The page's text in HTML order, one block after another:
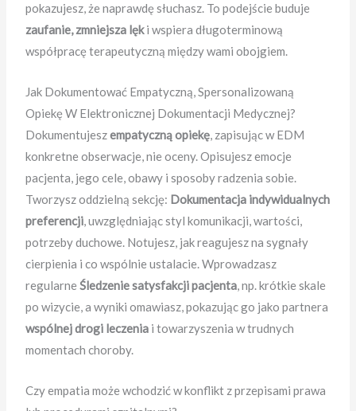
pokazujesz, że naprawdę słuchasz. To podejście buduje
zaufanie, zmniejsza lęki wspiera długoterminową
współpracę terapeutyczną między wami obojgiem.
Jak Dokumentować Empatyczną, Spersonalizowaną
Opiekę W Elektronicznej Dokumentacji Medycznej?
Dokumentujeszempatyczną opiekę, zapisując w EDM
konkretne obserwacje, nie oceny. Opisujesz emocje
pacjenta, jego cele, obawy i sposoby radzenia sobie.
Tworzysz oddzielną sekcję: Dokumentacja indywidualnych
preferencji, uwzględniając styl komunikacji, wartości,
potrzeby duchowe. Notujesz, jak reagujesz na sygnały
cierpienia i co wspólnie ustalacie. Wprowadzasz
regularneŚledzenie satysfakcji pacjenta, np. krótkie skale
po wizycie, a wyniki omawiasz, pokazując go jako partnera
wspólnej drogi leczenia i towarzyszenia w trudnych
momentach choroby.
Czy empatia może wchodzić w konflikt z przepisami prawa